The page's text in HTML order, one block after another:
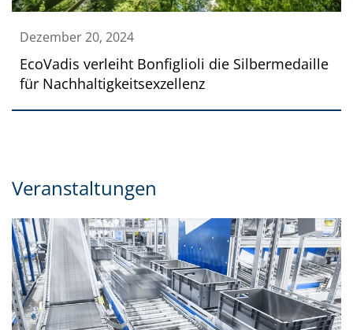
Dezember 20, 2024
EcoVadis verleiht Bonfiglioli die Silbermedaille
für Nachhaltigkeitsexzellenz
Veranstaltungen